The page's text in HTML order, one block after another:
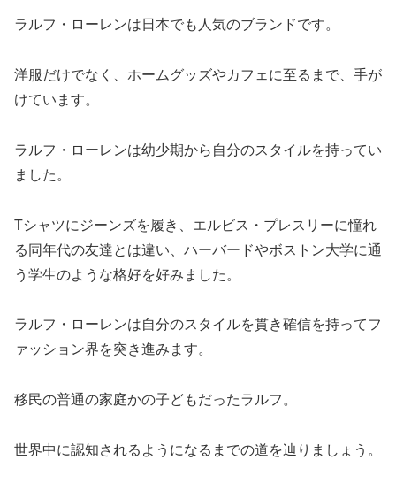
ラルフ・ローレンは日本でも人気のブランドです。
洋服だけでなく、ホームグッズやカフェに至るまで、手が
けています。
ラルフ・ローレンは幼少期から自分のスタイルを持ってい
ました。
Tシャツにジーンズを履き、エルビス・プレスリーに憧れ
る同年代の友達とは違い、ハーバードやボストン大学に通
う学生のような格好を好みました。
ラルフ・ローレンは自分のスタイルを貫き確信を持ってフ
ァッション界を突き進みます。
移民の普通の家庭かの子どもだったラルフ。
世界中に認知されるようになるまでの道を辿りましょう。